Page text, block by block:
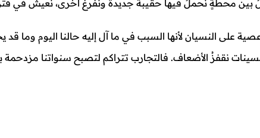
بين محطةٍ نحملُ فيها حقيبة جديدة ونفرغ أخرى، نعيش في
على النسيان لأنها السبب في ما آل إليه حالنا اليوم وما
نقفزُ الأضعاف. فالتجارب تتراكم لتصبح سنواتنا مزدحمة